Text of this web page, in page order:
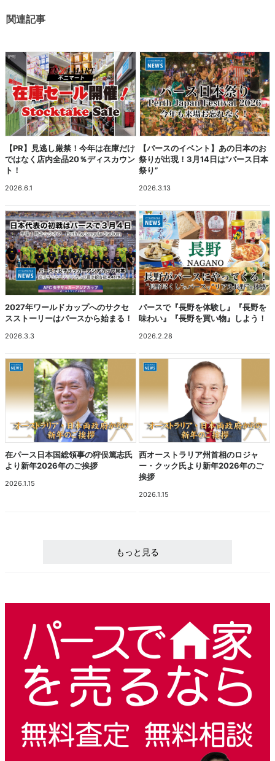
関連記事
【PR】見逃し厳禁！今年は在庫だけ
ではなく店内全品20％ディスカウン
ト！
2026.6.1
【パースのイベント】あの日本のお
祭りが出現！3月14日は“パース日本
祭り”
2026.3.13
2027年ワールドカップへのサクセ
スストーリーはパースから始まる！
2026.3.3
パースで『長野を体験し』『長野を
味わい』『長野を買い物』しよう！
2026.2.28
在パース日本国総領事の狩俣篤志氏
より新年2026年のご挨拶
2026.1.15
西オーストラリア州首相のロジャ
ー・クック氏より新年2026年のご
挨拶
2026.1.15
もっと見る